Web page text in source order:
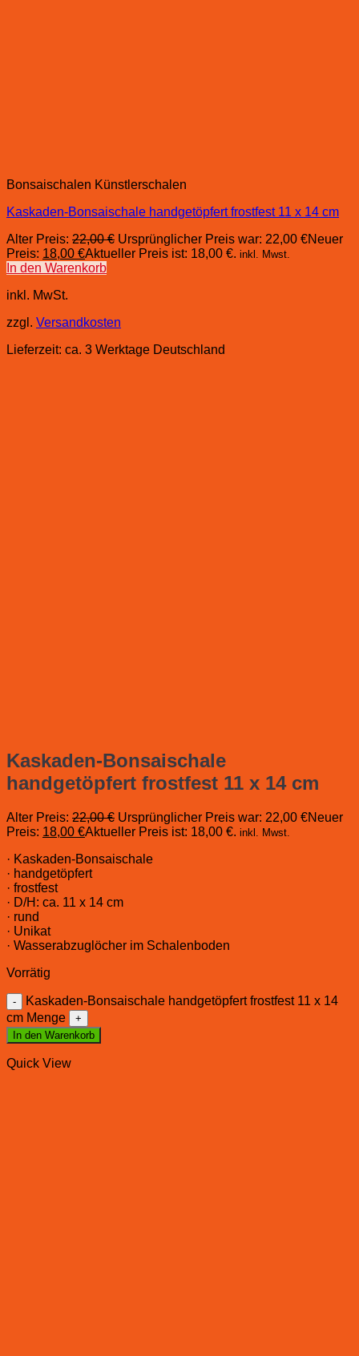
Bonsaischalen Künstlerschalen
Kaskaden-Bonsaischale handgetöpfert frostfest 11 x 14 cm
Alter Preis: 22,00€ Ursprünglicher Preis war: 22,00 €Neuer
Preis: 18,00 €Aktueller Preis ist: 18,00 €. inkl. Mwst.
In den Warenkorb
inkl. MwSt.
zzgl. Versandkosten
Lieferzeit: ca. 3 Werktage Deutschland
Kaskaden-Bonsaischale
handgetöpfert frostfest 11 x 14 cm
Alter Preis: 22,00€ Ursprünglicher Preis war: 22,00 €Neuer
Preis: 18,00 €Aktueller Preis ist: 18,00 €. inkl. Mwst.
· Kaskaden-Bonsaischale
· handgetöpfert
· frostfest
· D/H: ca. 11 x 14 cm
· rund
· Unikat
· Wasserabzuglöcher im Schalenboden
Vorrätig
Kaskaden-Bonsaischale handgetöpfert frostfest 11 x 14
cm Menge
In den Warenkorb
Quick View